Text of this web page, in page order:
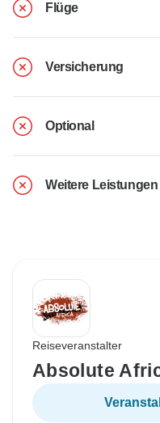
Flüge
Versicherung
Optional
Weitere Leistungen
Reiseveranstalter
Absolute